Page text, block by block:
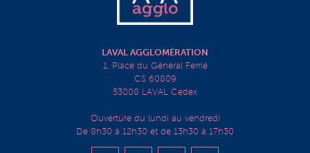
LAVAL AGGLOMÉRATION
1, Place du Général Ferrié
CS 60809
53008 LAVAL Cedex
Ouverture du lundi au vendredi
De 8h30 à 12h30 et de 13h30 à 17h30